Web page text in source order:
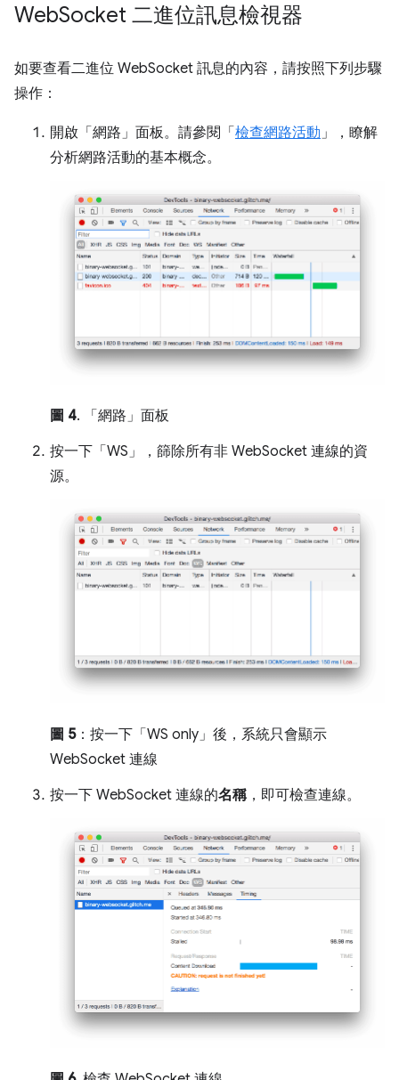
WebSocket 二進位訊息檢視器
如要查看二進位 WebSocket 訊息的內容，請按照下列步驟
操作：
開啟「網路」 面板。請參閱「檢查網路活動 」，瞭解
分析網路活動的基本概念。
圖 4. 「網路」面板
按一下「WS」
，篩除所有非 WebSocket 連線的資
源。
圖 5：按一下「WS only」後，系統只會顯示
WebSocket 連線
按一下 WebSocket 連線的名稱，即可檢查連線。